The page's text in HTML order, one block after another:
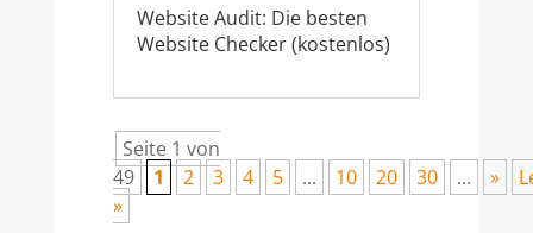
Website Audit: Die besten
Website Checker (kostenlos)
Seite 1 von
49
1 2 3 4 5 ... 10 20 30 ... »
»